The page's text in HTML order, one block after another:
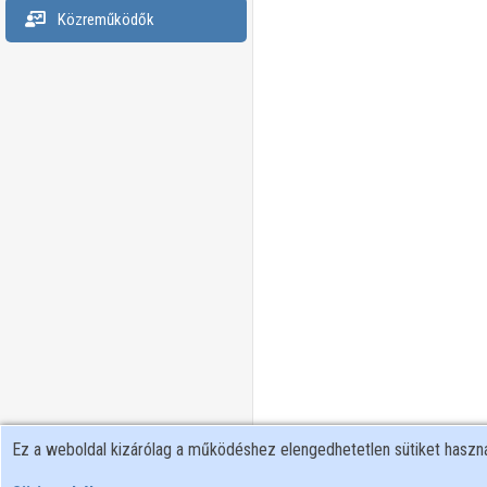
Közreműködők
Ez a weboldal kizárólag a működéshez elengedhetetlen sütiket